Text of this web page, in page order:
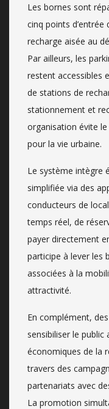
Les bornes sont
cinq points
recharge aisée au
Par ailleurs, les
restent accessibles
de stations de
stationnement et
organisation évite
pour la vie urbaine.
Le système intègre
simplifiée via des
conducteurs de
temps réel, de
payer directement
participe à lever les
associées à la
attractivité.
En complément,
sensibiliser le
économiques de la
travers des
partenariats avec
La promotion